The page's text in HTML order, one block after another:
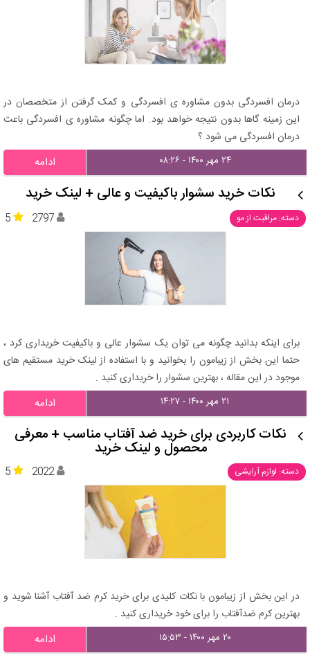
درمان افسردگی بدون مشاوره ی افسردگی و کمک گرفتن از متخصصان در
این زمینه گاها بدون نتیجه خواهد بود. اما چگونه مشاوره ی افسردگی باعث
درمان افسردگی می شود ؟
۲۴ مهر ۱۴۰۰ - ۰۸:۲۶ ادامه
نکات خرید سشوار باکیفیت و عالی + لینک خرید
دسته: مراقبت از مو 5 2797
برای اینکه بدانید چگونه می توان یک سشوار عالی و باکیفیت خریداری کرد ،
حتما این بخش از زیبامون را بخوانید و با استفاده از لینک خرید مستقیم های
موجود در این مقاله ، بهترین سشوار را خریداری کنید .
۲۱ مهر ۱۴۰۰ - ۱۴:۲۷ ادامه
نکات کاربردی برای خرید ضد آفتاب مناسب + معرفی
محصول و لینک خرید
دسته: لوازم آرایشی 5 2022
در این بخش از زیبامون با نکات کلیدی برای خرید کرم ضد آفتاب آشنا شوید و
بهترین کرم ضدآفتاب را برای خود خریداری کنید .
۲۰ مهر ۱۴۰۰ - ۱۵:۵۳ ادامه